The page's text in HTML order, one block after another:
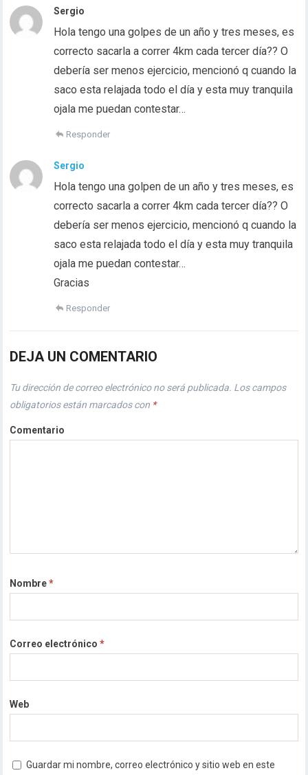
Sergio
Hola tengo una golpes de un año y tres meses, es
correcto sacarla a correr 4km cada tercer día?? O
debería ser menos ejercicio, mencionó q cuando la
saco esta relajada todo el día y esta muy tranquila
ojala me puedan contestar…
Responder
Sergio
Hola tengo una golpen de un año y tres meses, es
correcto sacarla a correr 4km cada tercer día?? O
debería ser menos ejercicio, mencionó q cuando la
saco esta relajada todo el día y esta muy tranquila
ojala me puedan contestar…
Gracias
Responder
DEJA UN COMENTARIO
Tu dirección de correo electrónico no será publicada. Los campos
obligatorios están marcados con *
Comentario
Nombre*
Correo electrónico*
Web
Guardar mi nombre, correo electrónico y sitio web en este